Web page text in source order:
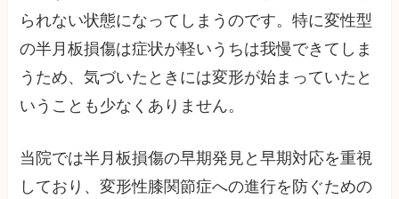
られない状態になってしまうのです。特に変性型
の半月板損傷は症状が軽いうちは我慢できてしま
うため、気づいたときには変形が始まっていたと
いうことも少なくありません。
当院では半月板損傷の早期発見と早期対応を重視
しており、変形性膝関節症への進行を防ぐための